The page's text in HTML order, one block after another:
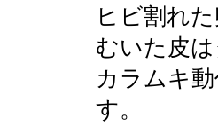
ヒビ割れ
むいた皮
カラムキ
す。